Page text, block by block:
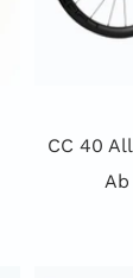
CC 40
Ab